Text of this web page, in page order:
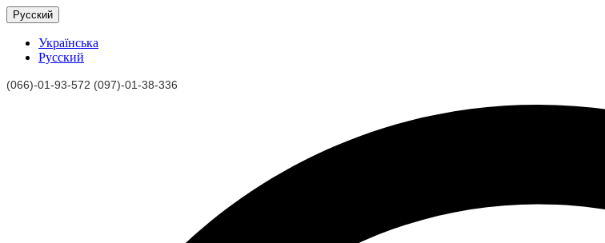
Русский
Українська
Русский
(066)-01-93-572 (097)-01-38-336